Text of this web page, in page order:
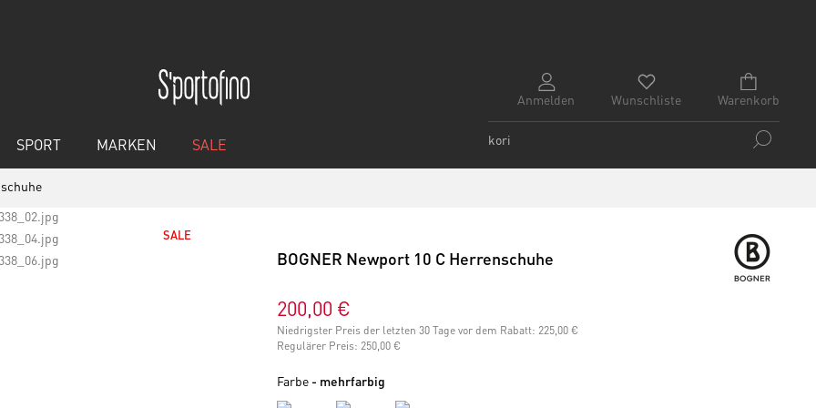
Anmelden Warenkorb
Wunschliste
SPORT MARKEN SALE
SALE
BOGNER Newport 10 C Herrenschuhe
200,00 €
Niedrigster Preis der letzten 30 Tage vor dem Rabatt: 225,00 €
Regulärer Preis: 250,00 €
Farbe - mehrfarbig